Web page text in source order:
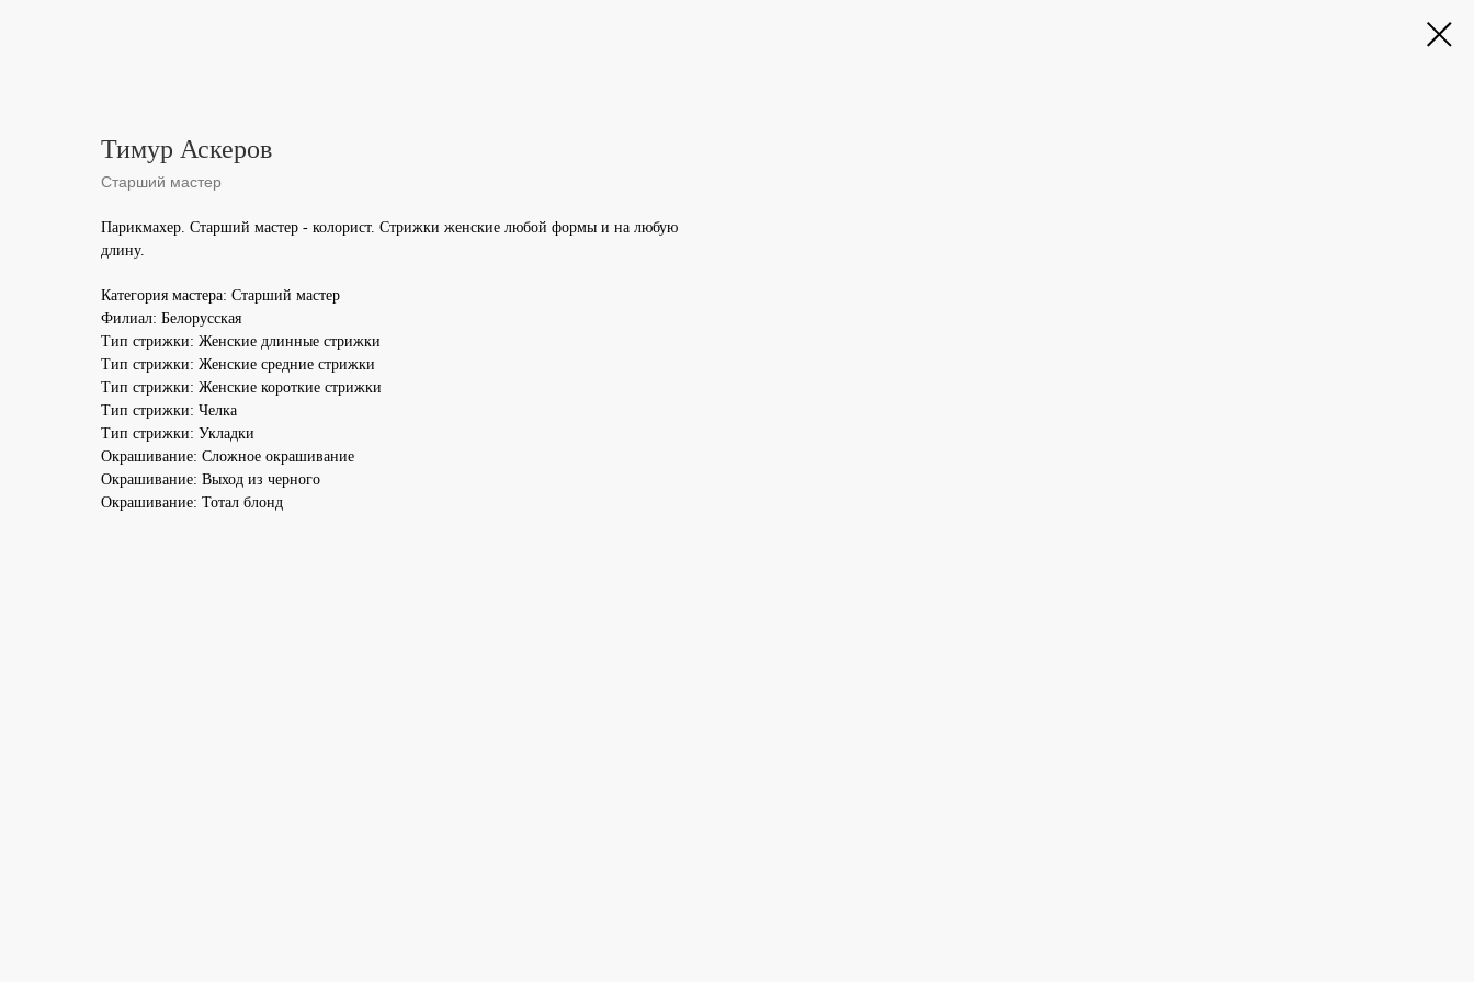
Тимур Аскеров
Старший мастер
Парикмахер. Старший мастер - колорист. Стрижки женские любой формы и на любую
длину.
Категория мастера: Старший мастер
Филиал: Белорусская
Тип стрижки: Женские длинные стрижки
Тип стрижки: Женские средние стрижки
Тип стрижки: Женские короткие стрижки
Тип стрижки: Челка
Тип стрижки: Укладки
Окрашивание: Сложное окрашивание
Окрашивание: Выход из черного
Окрашивание: Тотал блонд